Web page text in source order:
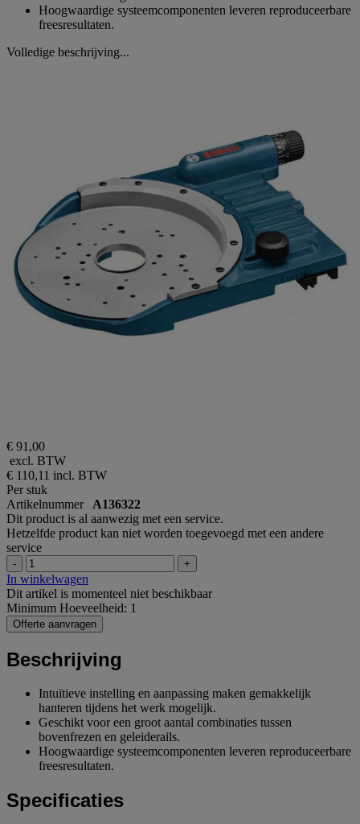
Hoogwaardige systeemcomponenten leveren reproduceerbare
freesresultaten.
Volledige beschrijving...
€ 91,00
excl. BTW
€ 110,11 incl. BTW
Per stuk
Artikelnummer A136322
Dit product is al aanwezig met een service.
Hetzelfde product kan niet worden toegevoegd met een andere
service
- +
In winkelwagen
Dit artikel is momenteel niet beschikbaar
Minimum Hoeveelheid: 1
Offerte aanvragen
Beschrijving
Intuïtieve instelling en aanpassing maken gemakkelijk
hanteren tijdens het werk mogelijk.
Geschikt voor een groot aantal combinaties tussen
bovenfrezen en geleiderails.
Hoogwaardige systeemcomponenten leveren reproduceerbare
freesresultaten.
Specificaties